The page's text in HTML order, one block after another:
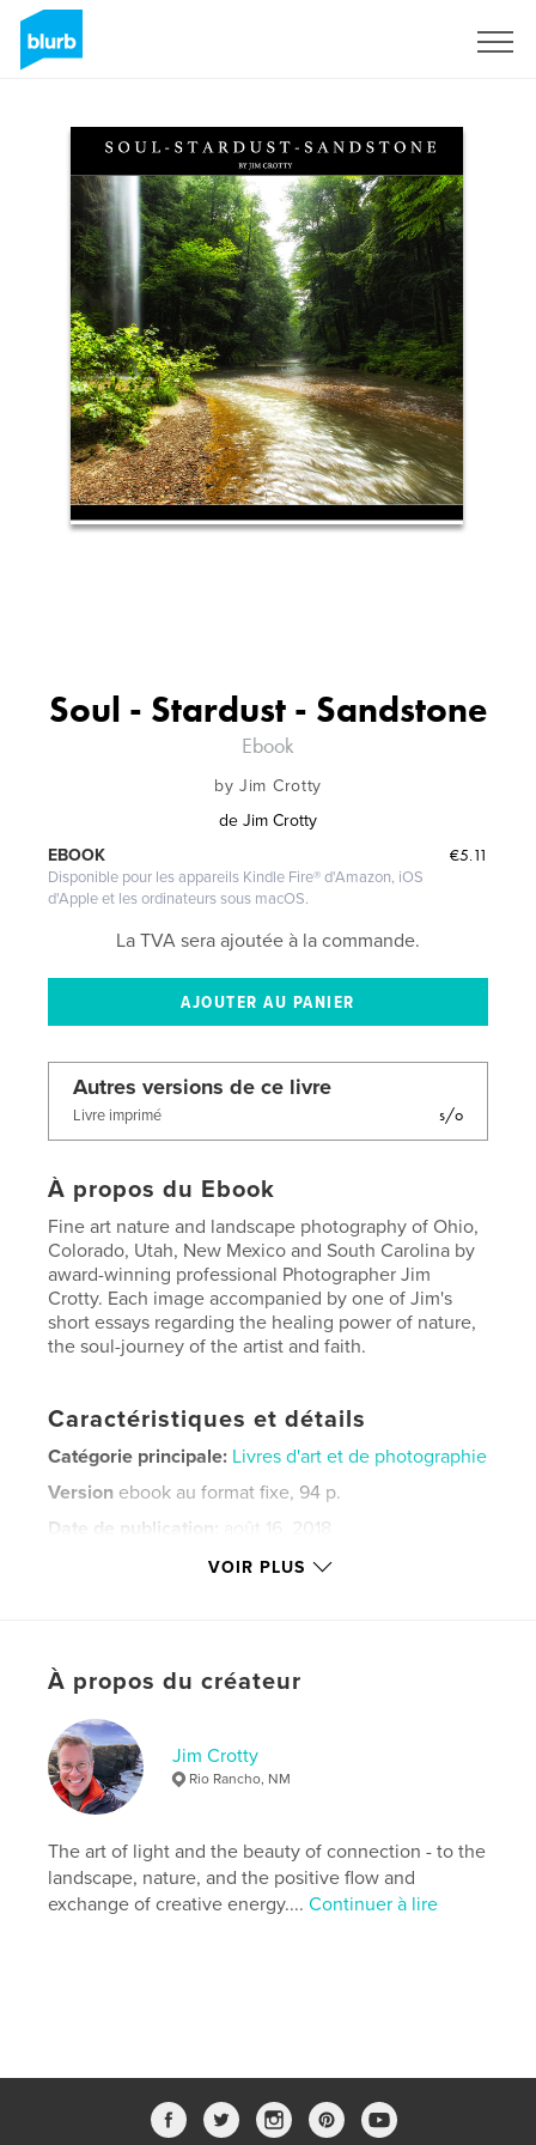
Soul - Stardust - Sandstone
Ebook
by Jim Crotty
de Jim Crotty
€5.11
EBOOK
Disponible pour les appareils Kindle Fire® d'Amazon, iOS
d'Apple et les ordinateurs sous macOS.
La TVA sera ajoutée à la commande.
Autres versions de ce livre
Livre imprimé s/o
À propos du Ebook
Fine art nature and landscape photography of Ohio,
Colorado, Utah, New Mexico and South Carolina by
award-winning professional Photographer Jim
Crotty. Each image accompanied by one of Jim's
short essays regarding the healing power of nature,
the soul-journey of the artist and faith.
Caractéristiques et détails
Catégorie principale: Livres d'art et de photographie
Version ebook au format fixe, 94 p.
Date de publication:
août 16, 2018
Dernière modificationnov 20, 2018
, nature
photographer
VOIR PLUS
À propos du créateur
Jim Crotty
Rio Rancho, NM
The art of light and the beauty of connection - to the
landscape, nature, and the positive flow and
exchange of creative energy....Continuer à lire